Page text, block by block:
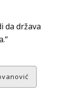
da država